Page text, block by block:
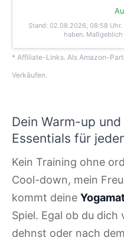
Stand: 02.08.2026, 08:58 Uhr.
haben.
* Affiliate-Links. Als Amazon-
Verkäufen.
Dein Warm-up
Essentials für
Kein Training ohne
Cool-down, mein
kommt deine
Spiel. Egal ob du
dehnst oder nach